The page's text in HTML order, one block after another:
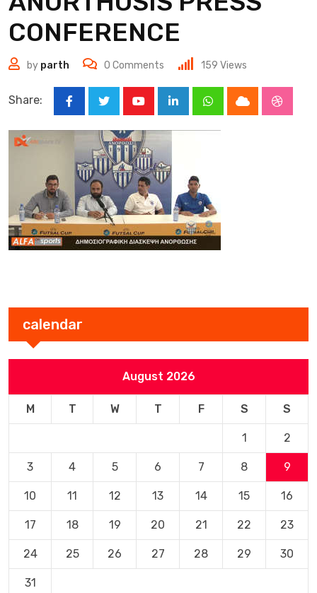
CONFERENCE
by parth 0 Comments 159 Views
Share:
LinkedInWhatsappCloud
calendar
August 2026
M T W T F S S
1 2
3 4 5 6 7 8 9
10 11 12 13 14 15 16
17 18 19 20 21 22 23
24 25 26 27 28 29 30
31